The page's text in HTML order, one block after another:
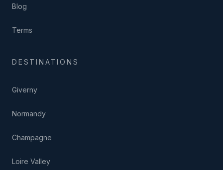
Blog
Terms
DESTINATIONS
Giverny
Normandy
Champagne
Loire Valley